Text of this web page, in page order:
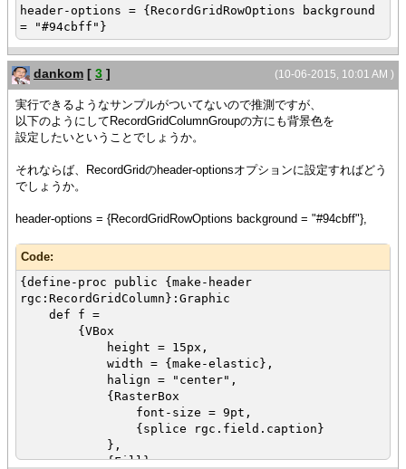
header-options = {RecordGridRowOptions background
= "#94cbff"}
(10-06-2015, 10:01 AM )
dankom [ 3 ]
実行できるようなサンプルがついてないので推測ですが、
以下のようにしてRecordGridColumnGroupの方にも背景色を
設定したいということでしょうか。
それならば、RecordGridのheader-optionsオプションに設定すればどう
でしょうか。
header-options = {RecordGridRowOptions background = "#94cbff"},
Code:
{define-proc public {make-header
rgc:RecordGridColumn}:Graphic
def f =
{VBox
height = 15px,
width = {make-elastic},
halign = "center",
{RasterBox
font-size = 9pt,
{splice rgc.field.caption}
},
{Fill}